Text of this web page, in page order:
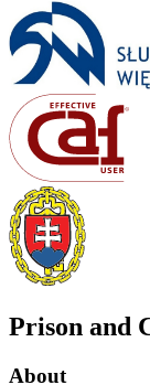
Prison and
About